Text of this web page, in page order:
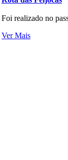
Foi realizado no
Ver Mais